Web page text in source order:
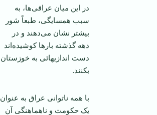
در اين ميان عراقی‌ها، به
سبب همسايگی، طبعاً شور
بيشتر نشان می‌دهند و در
دهه گذشته بارها کوشيده‌اند
دست اندازيهائی به خوزستان
بکنند.
با همه ناتوانی عراق به عنوان
يک حکومت و ناهماهنگی آن